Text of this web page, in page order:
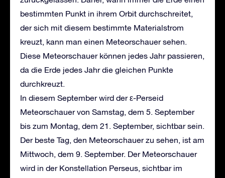
bestimmten Punkt in ihrem Orbit durchschreitet,
der sich mit diesem bestimmte Materialstrom
kreuzt, kann man einen Meteorschauer sehen.
Diese Meteorschauer können jedes Jahr passieren,
da die Erde jedes Jahr die gleichen Punkte
durchkreuzt.
In diesem September wird der ε-Perseid
Meteorschauer von Samstag, dem 5. September
bis zum Montag, dem 21. September, sichtbar sein.
Der beste Tag, den Meteorschauer zu sehen, ist am
Mittwoch, dem 9. September. Der Meteorschauer
wird in der Konstellation Perseus, sichtbar im